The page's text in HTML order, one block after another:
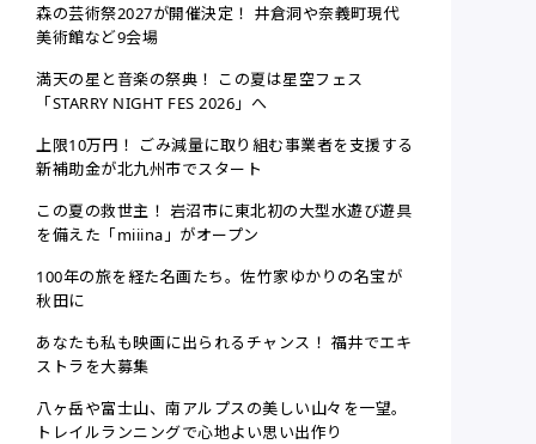
森の芸術祭2027が開催決定！ 井倉洞や奈義町現代
美術館など9会場
満天の星と音楽の祭典！ この夏は星空フェス
「STARRY NIGHT FES 2026」へ
上限10万円！ ごみ減量に取り組む事業者を支援する
新補助金が北九州市でスタート
この夏の救世主！ 岩沼市に東北初の大型水遊び遊具
を備えた「miiina」がオープン
100年の旅を経た名画たち。佐竹家ゆかりの名宝が
秋田に
あなたも私も映画に出られるチャンス！ 福井でエキ
ストラを大募集
八ヶ岳や富士山、南アルプスの美しい山々を一望。
トレイルランニングで心地よい思い出作り